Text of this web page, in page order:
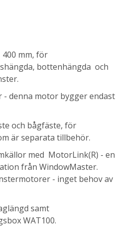
mm, för
bottenhängda och
- denna motor bygger endast
och bågfäste, för
är separata tillbehör.
med MotorLink(R) - en
från WindowMaster.
- inget behov av
samt
WAT100.